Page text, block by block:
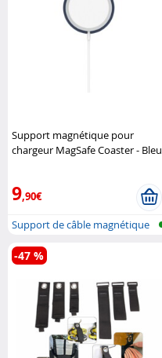
Support magnétique pour
chargeur MagSafe Coaster - Bleu
9,90€
Support de câble magnétique
-47 %